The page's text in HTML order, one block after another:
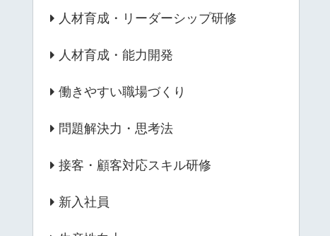
人材育成・リーダーシップ研修
人材育成・能力開発
働きやすい職場づくり
問題解決力・思考法
接客・顧客対応スキル研修
新入社員